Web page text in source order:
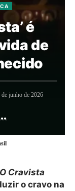
é
de
junho de 2026
O Cravista
o cravo na